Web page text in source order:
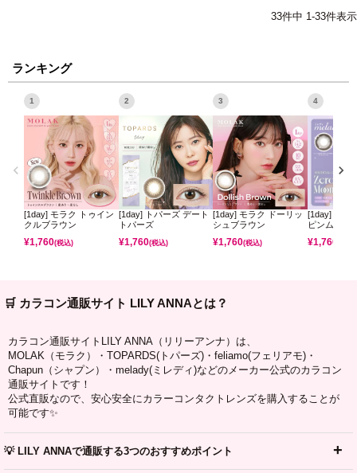
33件中 1-33件表示
ランキング
1
[1day] モラク トゥイン
クルブラウン
¥1,760(税込)
2
[1day] トパーズ デート
トパーズ
¥1,760(税込)
3
[1day] モラク ドーリッ
シュブラウン
¥1,760(税込)
4
[1day] ミレ
ピンムーン
¥1,760
🛒 カラコン通販サイト LILY ANNAとは？
カラコン通販サイトLILY ANNA（リリーアンナ）は、
MOLAK（モラク）・TOPARDS(トパーズ)・feliamo(フェリアモ)・
Chapun（シャプン）・melady(ミレディ)などのメーカー公式のカラコン
通販サイトです！
公式直販なので、安心安全にカラーコンタクトレンズを購入することが
可能です✨
💡 LILY ANNAで通販する3つのおすすめポイント